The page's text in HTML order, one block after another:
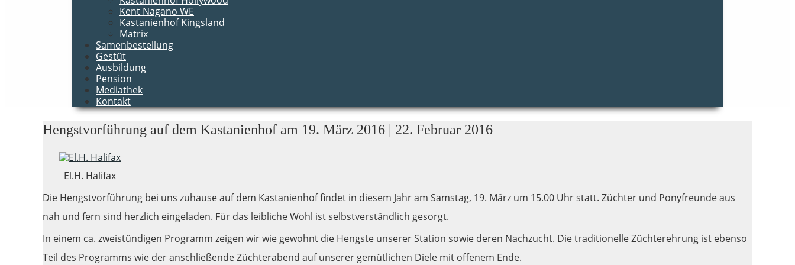
Kent Nagano WE
Kastanienhof Kingsland
Matrix
Samenbestellung
Gestüt
Ausbildung
Pension
Mediathek
Kontakt
Hengstvorführung auf dem Kastanienhof am 19. März 2016 | 22. Februar 2016
El.H. Halifax
Die Hengstvorführung bei uns zuhause auf dem Kastanienhof findet in diesem Jahr am Samstag, 19. März um 15.00 Uhr statt. Züchter und Ponyfreunde aus
nah und fern sind herzlich eingeladen. Für das leibliche Wohl ist selbstverständlich gesorgt.
In einem ca. zweistündigen Programm zeigen wir wie gewohnt die Hengste unserer Station sowie deren Nachzucht. Die traditionelle Züchterehrung ist ebenso
Teil des Programms wie der anschließende Züchterabend auf unserer gemütlichen Diele mit offenem Ende.